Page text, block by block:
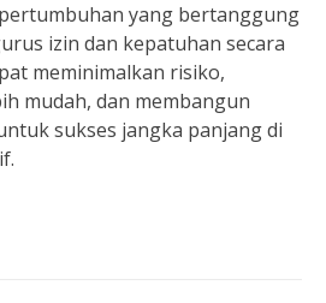
pertumbuhan yang bertanggung
izin dan kepatuhan secara
meminimalkan risiko,
mudah, dan membangun
sukses jangka panjang di